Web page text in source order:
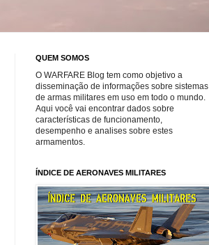
QUEM SOMOS
O WARFARE Blog tem como objetivo a
disseminação de informações sobre sistemas
de armas militares em uso em todo o mundo.
Aqui você vai encontrar dados sobre
características de funcionamento,
desempenho e analises sobre estes
armamentos.
ÍNDICE DE AERONAVES MILITARES